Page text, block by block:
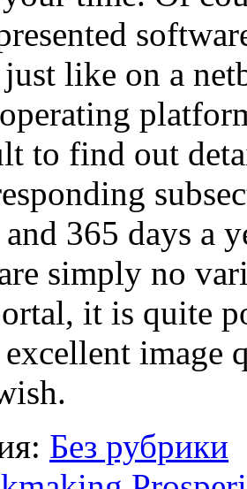
just like on a
to find out
365 days a
simply no
it is quite
Без рубрики